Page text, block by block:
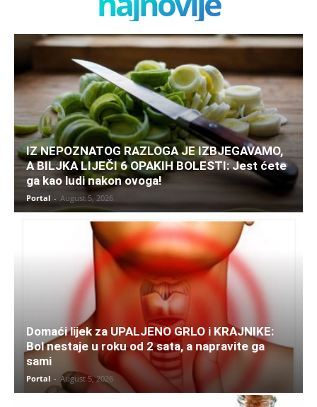
IZ NEPOZNATOG RAZLOGA JE IZBJEGAVAMO,
A BILJKA LIJEČI 6 OPAKIH BOLESTI: Jest ćete
ga kao ludi nakon ovoga!
Portal - August 5, 2026
Domaći lijek za UPALJENO GRLO i KRAJNIKE:
Bol nestaje u roku od 2 sata, a napravite ga
sami
Portal - August 5, 2026